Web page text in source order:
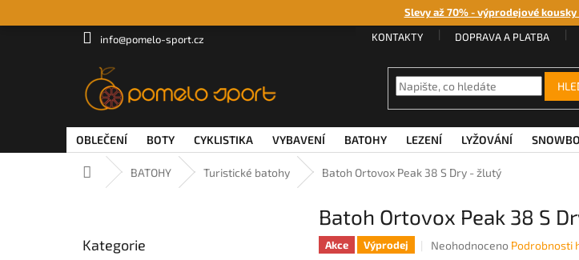
Slevy až 70% - výprodejové kousky
info@pomelo-sport.cz KONTAKTY DOPRAVA A PLATBA
OBLEČENÍ BOTY CYKLISTIKA VYBAVENÍ BATOHY LEZENÍ LYŽOVÁNÍ
Domů BATOHY Turistické batohy Batoh Ortovox Peak 38 S Dry - žlutý
kategorie
Kategorie
Batoh Ortovox Peak 38 S
Akce Výprodej
Průměrné
Neohodnoceno Podrobnosti